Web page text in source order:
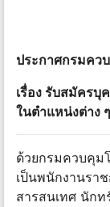
ประกาศกรมคว
เรื่อง รับสมัครบุ
ในตําแหน่งต่าง
ด้วยกรมควบคุม
เป็นพนักงานรา
สารสนเทศ นัก